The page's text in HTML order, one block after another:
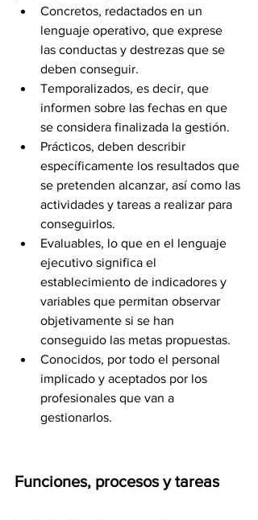
Concretos, redactados en un
lenguaje operativo, que exprese
las conductas y destrezas que se
deben conseguir.
Temporalizados, es decir, que
informen sobre las fechas en que
se considera finalizada la gestión.
Prácticos, deben describir
específicamente los resultados que
se pretenden alcanzar, así como las
actividades y tareas a realizar para
conseguirlos.
Evaluables, lo que en el lenguaje
ejecutivo significa el
establecimiento de indicadores y
variables que permitan observar
objetivamente si se han
conseguido las metas propuestas.
Conocidos, por todo el personal
implicado y aceptados por los
profesionales que van a
gestionarlos.
Funciones, procesos y tareas